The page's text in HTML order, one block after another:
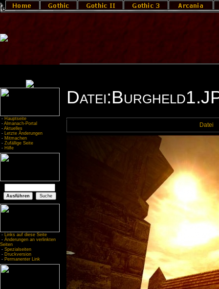
- Hauptseite
- Almanach-Portal
- Aktuelles
- Letzte Änderungen
- Mitmachen
- Zufällige Seite
- Hilfe
- Links auf diese Seite
- Änderungen an verlinkten
Seiten
- Spezialseiten
- Druckversion
- Permanenter Link
Datei